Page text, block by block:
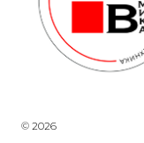
© 2026